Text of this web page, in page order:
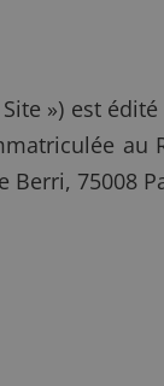
») est
au
Berri, 75008